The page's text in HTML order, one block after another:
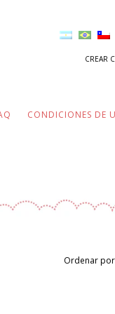
CREAR
CONDICIONES DE
Ordenar por